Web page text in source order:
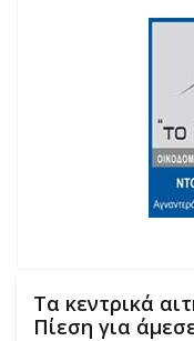
Τα κεντρικά
Πίεση για